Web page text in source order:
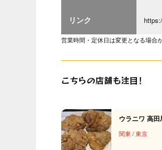
リンク
営業時間・定休日は変更となる場合
こちらの店舗も注目！
ウラニワ 高田
関東 /東京